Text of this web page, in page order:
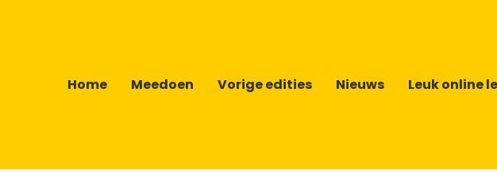
Home Meedoen Vorige edities Nieuws Leuk online